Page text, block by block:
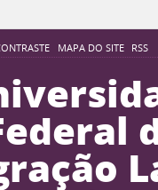
MAPA DO SITE RSS
Acesso